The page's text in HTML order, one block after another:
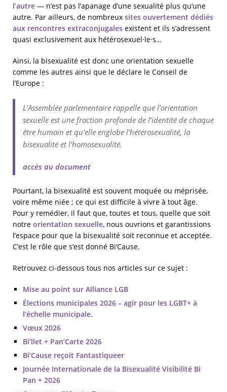
l’autre — n’est pas l’apanage d’une sexualité plus qu’une
autre. Par ailleurs, de nombreux sites ouvertement dédiés
aux rencontres extraconjugales existent et ils s’adressent
quasi exclusivement aux hétérosexuel·le·s…
Ainsi, la bisexualité est donc une orientation sexuelle
comme les autres ainsi que le déclare le Conseil de
l’Europe :
L’Assemblée parlementaire rappelle que l’orientation
sexuelle est une fraction profonde de l’identité de chaque
être humain et qu’elle englobe l’hétérosexualité, la
bisexualité et l’homosexualité.
accès au document
Pourtant, la bisexualité est souvent moquée ou méprisée,
voire même niée ; ce qui est difficile à vivre à tout âge.
Pour y remédier, il faut que, toutes et tous, quelle que soit
notre orientation sexuelle, nous ouvrions et garantissions
l’espace pour que la bisexualité soit reconnue et acceptée.
C’est le rôle que s’est donné Bi’Cause.
Retrouvez ci-dessous tous nos articles sur ce sujet :
Mise au point sur Alliance LGB
Élections municipales 2026 – agir pour les LGBT+ à
l’échelle municipale.
Vœux 2026
Bi’llet + Pan’Carte 2026
Bi’Cause reçoit Fantastiqueer
Journée Internationale de la Bisexualité Visibilité Bi
Pan + 2026